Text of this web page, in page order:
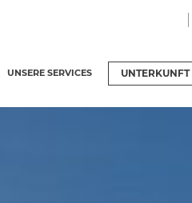
UNSERE SERVICES UNTERKUNFT